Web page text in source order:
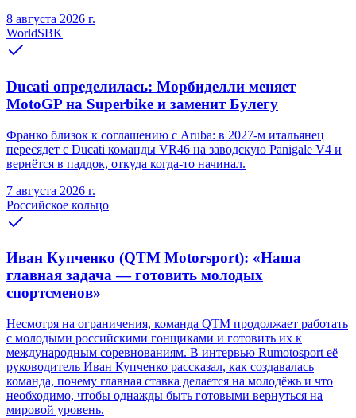
8 августа 2026 г.
WorldSBK
Ducati определилась: Морбиделли меняет
MotoGP на Superbike и заменит Булегу
Франко близок к соглашению с Aruba: в 2027-м итальянец
пересядет с Ducati команды VR46 на заводскую Panigale V4 и
вернётся в паддок, откуда когда-то начинал.
7 августа 2026 г.
Российское кольцо
Иван Купченко (QTM Motorsport): «Наша
главная задача — готовить молодых
спортсменов»
Несмотря на ограничения, команда QTM продолжает работать
с молодыми российскими гонщиками и готовить их к
международным соревнованиям. В интервью Rumotosport её
руководитель Иван Купченко рассказал, как создавалась
команда, почему главная ставка делается на молодёжь и что
необходимо, чтобы однажды быть готовыми вернуться на
мировой уровень.